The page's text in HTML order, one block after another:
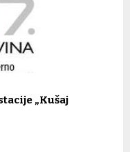
„Kušaj